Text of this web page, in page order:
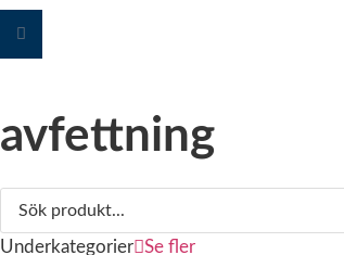
avfettning
Underkategorier Se fler